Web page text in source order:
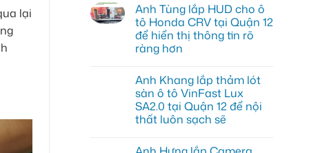
lại
Anh Tùng lắp HUD cho ô
tô Honda CRV tại Quận 12
để hiển thị thông tin rõ
ràng hơn
bình
luận
ở
Anh
Tùng
lắp
Anh Khang lắp thảm lót
sàn ô tô VinFast Lux
SA2.0 tại Quận 12 để nội
thất luôn sạch sẽ